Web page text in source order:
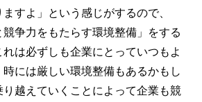
すよ」という感じがするので、
競争力をもたらす環境整備」をする
は必ずしも企業にとっていつもよ
には厳しい環境整備もあるかもし
越えていくことによって企業も競